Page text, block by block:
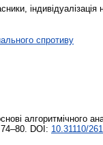
індивідуалізація
спротиву
алгоритмічного
DOI: 10.31110/